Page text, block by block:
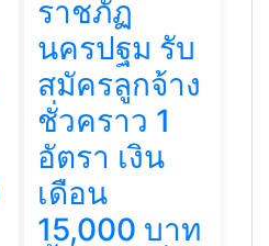
ราชภัฏ
นครปฐม รับ
สมัครลูกจ้าง
ชั่วคราว 1
อัตรา เงิน
เดือน
15,000 บาท